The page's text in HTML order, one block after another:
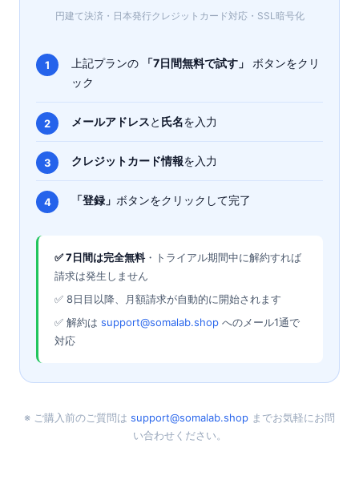
円建て決済・日本発行クレジットカード対応・SSL暗号化
上記プランの 「7日間無料で試す」
ボタンをクリ
ック
メールアドレスと 氏名を入力
クレジットカード情報を入力
「登録」 ボタンをクリックして完了
✅ 7日間は完全無料・トライアル期間中に解約すれば
請求は発生しません
✅ 8日目以降、月額請求が自動的に開始されます
✅ 解約は support@somalab.shop へのメール1通で
対応
※ ご購入前のご質問は support@somalab.shop までお気軽にお問
い合わせください。